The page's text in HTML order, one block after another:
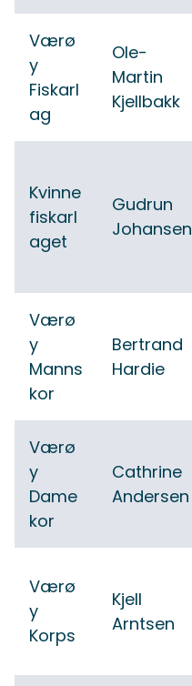
Værø
y
Fiskarl
ag
Ole-
Martin
Kjellbakk
Kvinne
fiskarl
aget
Gudrun
Johansen
Værø
y
Manns
kor
Bertrand
Hardie
Værø
y
Dame
kor
Cathrine
Andersen
Værø
y
Korps
Kjell
Arntsen